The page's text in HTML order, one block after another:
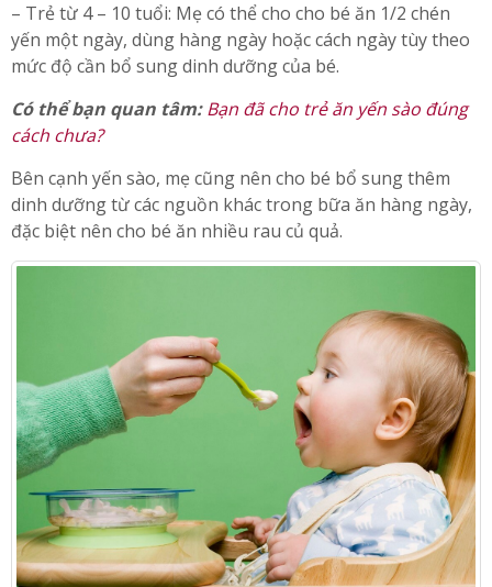
– Trẻ từ 4 – 10 tuổi: Mẹ có thể cho cho bé ăn 1/2 chén
yến một ngày, dùng hàng ngày hoặc cách ngày tùy theo
mức độ cần bổ sung dinh dưỡng của bé.
Có thể bạn quan tâm:Bạn đã cho trẻ ăn yến sào đúng
cách chưa?
Bên cạnh yến sào, mẹ cũng nên cho bé bổ sung thêm
dinh dưỡng từ các nguồn khác trong bữa ăn hàng ngày,
đặc biệt nên cho bé ăn nhiều rau củ quả.